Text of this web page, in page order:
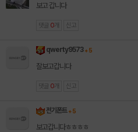
보고 갑니다
댓글 0 개 신고
qwerty9573 + 5
잘보고갑니다
댓글 0 개 신고
전기폰트 + 5
보고갑니다ㅎㅎㅎㅎ